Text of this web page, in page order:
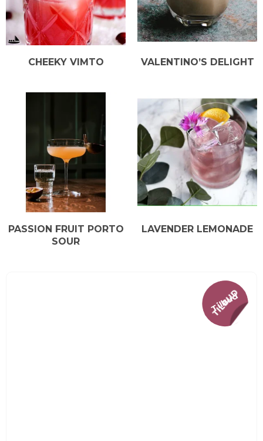
CHEEKY VIMTO VALENTINO’S DELIGHT
PASSION FRUIT PORTO
SOUR
LAVENDER LEMONADE
Tilbud